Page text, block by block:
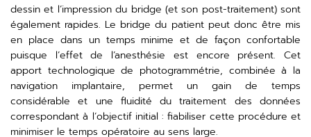
dessin et l’impression du bridge (et son post-traitement) sont
également rapides. Le bridge du patient peut donc être mis
en place dans un temps minime et de façon confortable
puisque l’effet de l’anesthésie est encore présent. Cet
apport technologique de photogrammétrie, combinée à la
navigation implantaire, permet un gain de temps
considérable et une fluidité du traitement des données
correspondant à l’objectif initial : fiabiliser cette procédure et
minimiser le temps opératoire au sens large.